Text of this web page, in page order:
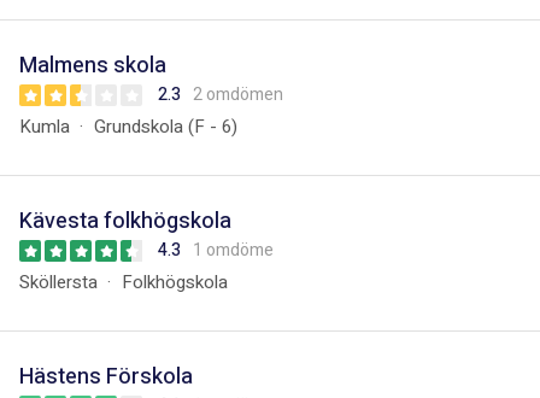
Malmens skola
2.3 2 omdömen
Kumla Grundskola (F - 6)
Kävesta folkhögskola
4.3 1 omdöme
Sköllersta Folkhögskola
Hästens Förskola